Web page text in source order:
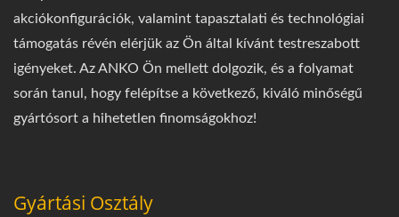
akciókonfigurációk, valamint tapasztalati és technológiai
támogatás révén elérjük az Ön által kívánt testreszabott
igényeket. Az ANKO Ön mellett dolgozik, és a folyamat
során tanul, hogy felépítse a következő, kiváló minőségű
gyártósort a hihetetlen finomságokhoz!
Gyártási Osztály